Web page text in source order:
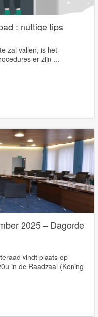
: nuttige tips
zal vallen, is het
er zijn ...
2025 – Dagorde
vindt plaats op
in de Raadzaal (Koning